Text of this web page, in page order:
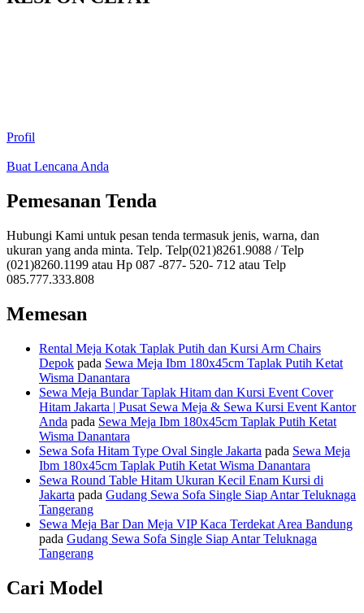
Profil
Buat Lencana Anda
Pemesanan Tenda
Hubungi Kami untuk pesan tenda termasuk jenis, warna, dan
ukuran yang anda minta. Telp. Telp(021)8261.9088 / Telp
(021)8260.1199 atau Hp 087 -877- 520- 712 atau Telp
085.777.333.808
Memesan
Rental Meja Kotak Taplak Putih dan Kursi Arm Chairs
Depok pada Sewa Meja Ibm 180x45cm Taplak Putih Ketat
Wisma Danantara
Sewa Meja Bundar Taplak Hitam dan Kursi Event Cover
Hitam Jakarta | Pusat Sewa Meja & Sewa Kursi Event Kantor
Anda pada Sewa Meja Ibm 180x45cm Taplak Putih Ketat
Wisma Danantara
Sewa Sofa Hitam Type Oval Single Jakarta pada Sewa Meja
Ibm 180x45cm Taplak Putih Ketat Wisma Danantara
Sewa Round Table Hitam Ukuran Kecil Enam Kursi di
Jakarta pada Gudang Sewa Sofa Single Siap Antar Teluknaga
Tangerang
Sewa Meja Bar Dan Meja VIP Kaca Terdekat Area Bandung
pada Gudang Sewa Sofa Single Siap Antar Teluknaga
Tangerang
Cari Model